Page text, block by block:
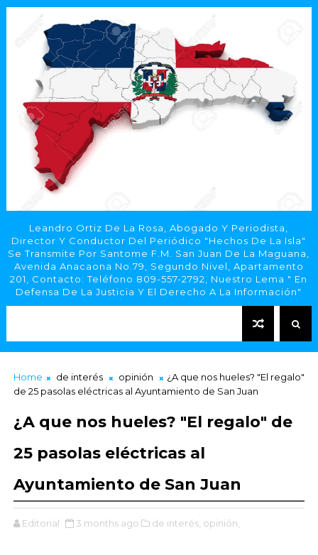
Leandro Ortiz De La Rosa, Abogado Y Periodista,
Director Y Conductor Del Periódico "Hechos De La Isla"
Se Transmite Por Santome F.M. San Juan De La Maguana,
Avenida Anacaona No.79, Segundo Nivel, Apartamento
201, Contacto: Teléfono 809-557-2792, Nuestro Lema " En
Defensa De La Justicia Y El Derecho A La Información"
Home de interés opinión
¿A que nos hueles? "El regalo"
de 25 pasolas eléctricas al Ayuntamiento de San Juan
¿A que nos hueles? "El regalo" de
25 pasolas eléctricas al
Ayuntamiento de San Juan
Editorial 3 months ago de interés, opinión,